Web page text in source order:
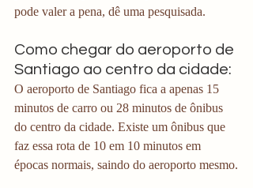
pode valer a pena, dê uma pesquisada.
Como chegar do aeroporto de
Santiago ao centro da cidade:
O aeroporto de Santiago fica a apenas 15
minutos de carro ou 28 minutos de ônibus
do centro da cidade. Existe um ônibus que
faz essa rota de 10 em 10 minutos em
épocas normais, saindo do aeroporto mesmo.